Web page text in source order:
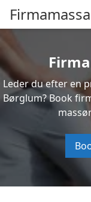
Leder du efter en
Børglum? Book